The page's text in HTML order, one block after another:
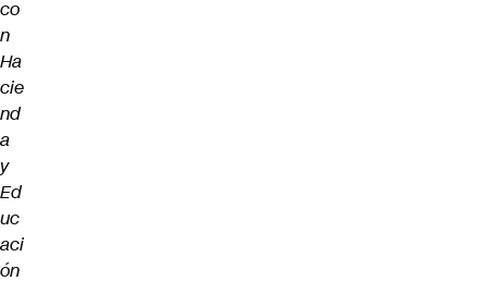
co
n
Ha
cie
nd
a
y
Ed
uc
aci
ón